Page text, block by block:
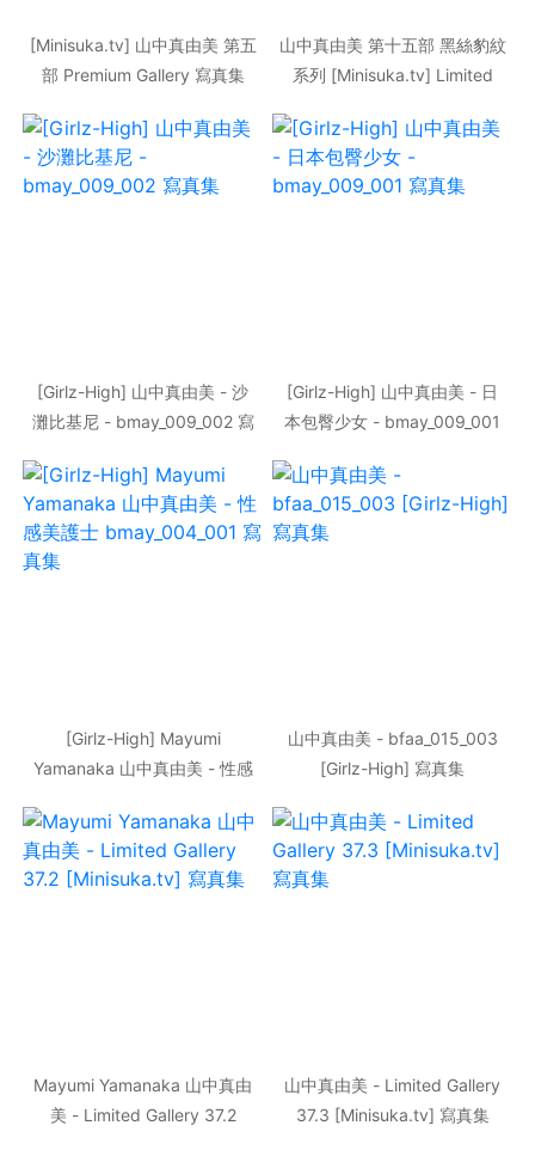
[Minisuka.tv] 山中真由美 第五
部 Premium Gallery 寫真集
山中真由美 第十五部 黑絲豹紋
系列 [Minisuka.tv] Limited
[Girlz-High] 山中真由美 - 沙
灘比基尼 - bmay_009_002 寫
[Girlz-High] 山中真由美 - 日
本包臀少女 - bmay_009_001
[Girlz-High] Mayumi
Yamanaka 山中真由美 - 性感
山中真由美 - bfaa_015_003
[Girlz-High] 寫真集
Mayumi Yamanaka 山中真由
美 - Limited Gallery 37.2
山中真由美 - Limited Gallery
37.3 [Minisuka.tv] 寫真集